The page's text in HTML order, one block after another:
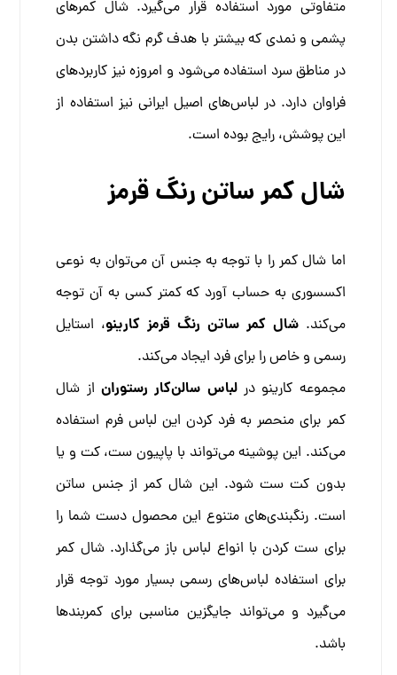
متفاوتی مورد استفاده قرار می‌گیرد. شال کمرهای
پشمی و نمدی که بیشتر با هدف گرم نگه داشتن بدن
در مناطق سرد استفاده می‌شود و امروزه نیز کاربردهای
فراوان دارد. در لباس‌های اصیل ایرانی نیز استفاده از
این پوشش، رایج بوده است.
شال کمر ساتن رنگ قرمز
اما شال کمر را با توجه به جنس آن می‌توان به نوعی
اکسسوری به حساب آورد که کمتر کسی به آن توجه
می‌کند.شال کمر ساتن رنگ قرمز کارینو، استایل
رسمی و خاص را برای فرد ایجاد می‌کند.
مجموعه کارینو در لباس سالن‌کار رستوراناز شال
کمر برای منحصر به فرد کردن این لباس فرم استفاده
می‌کند. این پوشینه می‌تواند با پاپیون ست، کت و یا
بدون کت ست شود. این شال کمر از جنس ساتن
است. رنگبندی‌های متنوع این محصول دست شما را
برای ست کردن با انواع لباس باز می‌گذارد. شال کمر
برای استفاده لباس‌های رسمی بسیار مورد توجه قرار
می‌گیرد و می‌تواند جایگزین مناسبی برای کمربندها
باشد.